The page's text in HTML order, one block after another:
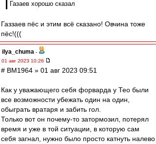
Газаев хорошо сказал
Газзаев пёс и этим всё сказано! Овчина тоже
пёс!(((
ilya_chuma -
01 авг 2023 10:26
# BM1964 » 01 авг 2023 09:51
Как у уважающего себя форварда у Тео были
все возможности убежать один на один,
обыграть вратаря и забить гол.
Только вот он почему-то затормозил, потерял
время и уже в той ситуации, в которую сам
себя загнал, нужно было просто катнуть налево